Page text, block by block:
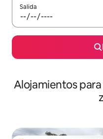
Salida
Alojamientos